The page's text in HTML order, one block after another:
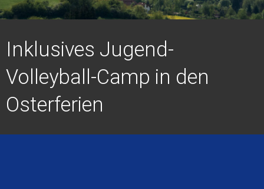
Inklusives Jugend-
Volleyball-Camp in den
Osterferien